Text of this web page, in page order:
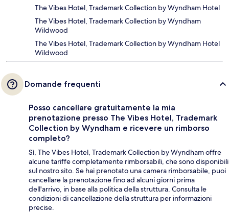
The Vibes Hotel, Trademark Collection by Wyndham Hotel
The Vibes Hotel, Trademark Collection by Wyndham
Wildwood
The Vibes Hotel, Trademark Collection by Wyndham Hotel
Wildwood
Domande frequenti
Posso cancellare gratuitamente la mia
prenotazione presso The Vibes Hotel, Trademark
Collection by Wyndham e ricevere un rimborso
completo?
Sì, The Vibes Hotel, Trademark Collection by Wyndham offre
alcune tariffe completamente rimborsabili, che sono disponibili
sul nostro sito. Se hai prenotato una camera rimborsabile, puoi
cancellare la prenotazione fino ad alcuni giorni prima
dell'arrivo, in base alla politica della struttura. Consulta le
condizioni di cancellazione della struttura per informazioni
precise.